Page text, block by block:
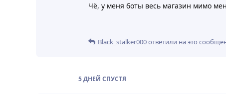
Чё, у меня боты весь магазин мимо
Black_stalker000ответили на это
5 ДНЕЙ СПУСТЯ